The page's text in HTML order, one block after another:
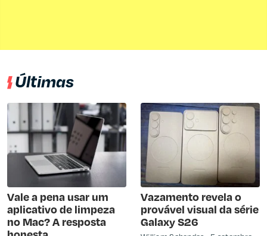
Últimas
Vale a pena usar um
aplicativo de limpeza
no Mac? A resposta
Vazamento revela o
provável visual da série
Galaxy S26